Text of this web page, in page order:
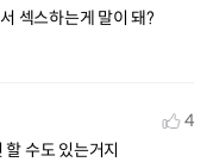
섹스하는게 말이 돼?
4
수도 있는거지